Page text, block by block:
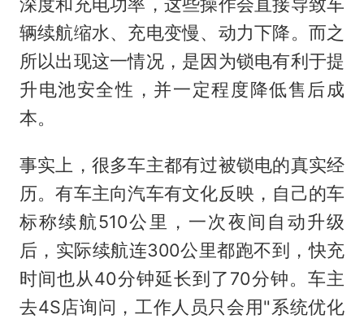
辆续航缩水、充电变慢、动力下降。而之
所以出现这一情况，是因为锁电有利于提
升电池安全性，并一定程度降低售后成
本。
事实上，很多车主都有过被锁电的真实经
历。有车主向汽车有文化反映，自己的车
标称续航510公里，一次夜间自动升级
后，实际续航连300公里都跑不到，快充
时间也从40分钟延长到了70分钟。车主
去4S店询问，工作人员只会用"系统优化